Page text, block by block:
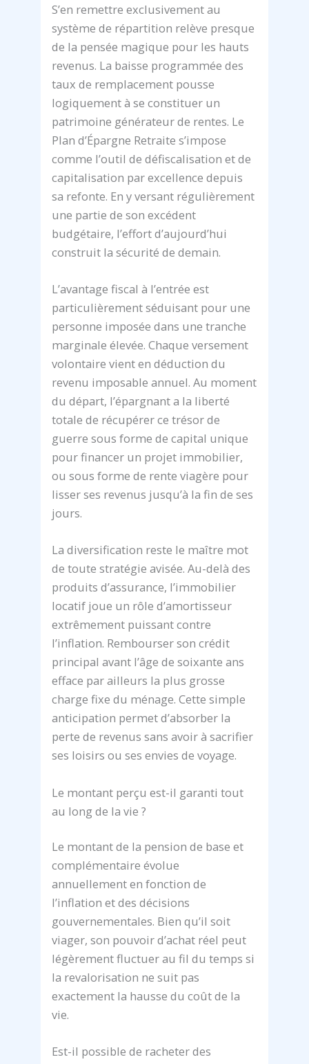
S’en remettre exclusivement au
système de répartition relève presque
de la pensée magique pour les hauts
revenus. La baisse programmée des
taux de remplacement pousse
logiquement à se constituer un
patrimoine générateur de rentes. Le
Plan d’Épargne Retraite s’impose
comme l’outil de défiscalisation et de
capitalisation par excellence depuis
sa refonte. En y versant régulièrement
une partie de son excédent
budgétaire, l’effort d’aujourd’hui
construit la sécurité de demain.
L’avantage fiscal à l’entrée est
particulièrement séduisant pour une
personne imposée dans une tranche
marginale élevée. Chaque versement
volontaire vient en déduction du
revenu imposable annuel. Au moment
du départ, l’épargnant a la liberté
totale de récupérer ce trésor de
guerre sous forme de capital unique
pour financer un projet immobilier,
ou sous forme de rente viagère pour
lisser ses revenus jusqu’à la fin de ses
jours.
La diversification reste le maître mot
de toute stratégie avisée. Au-delà des
produits d’assurance, l’immobilier
locatif joue un rôle d’amortisseur
extrêmement puissant contre
l’inflation. Rembourser son crédit
principal avant l’âge de soixante ans
efface par ailleurs la plus grosse
charge fixe du ménage. Cette simple
anticipation permet d’absorber la
perte de revenus sans avoir à sacrifier
ses loisirs ou ses envies de voyage.
Le montant perçu est-il garanti tout
au long de la vie ?
Le montant de la pension de base et
complémentaire évolue
annuellement en fonction de
l’inflation et des décisions
gouvernementales. Bien qu’il soit
viager, son pouvoir d’achat réel peut
légèrement fluctuer au fil du temps si
la revalorisation ne suit pas
exactement la hausse du coût de la
vie.
Est-il possible de racheter des